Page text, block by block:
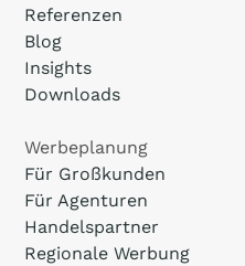
Referenzen
Blog
Insights
Downloads
Werbeplanung
Für Großkunden
Für Agenturen
Handelspartner
Regionale Werbung